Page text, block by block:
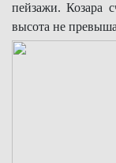
пейзажи. Козара
высота не